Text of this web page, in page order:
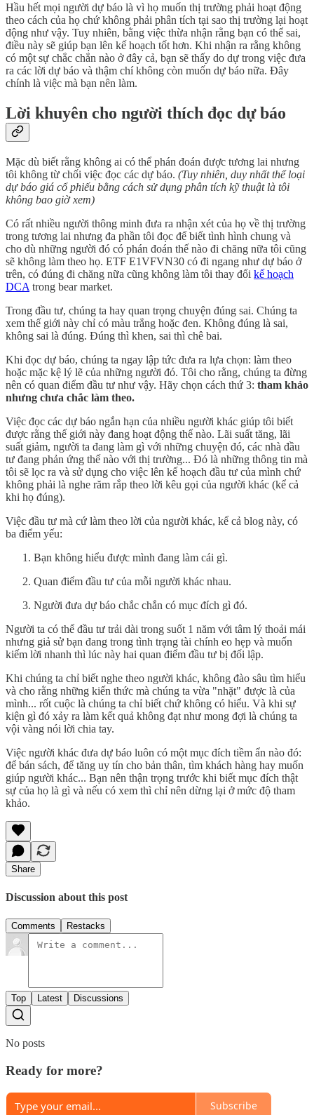
Hầu hết mọi người dự báo là vì họ muốn thị trường phải hoạt động
theo cách của họ chứ không phải phân tích tại sao thị trường lại hoạt
động như vậy. Tuy nhiên, bằng việc thừa nhận rằng bạn có thể sai,
điều này sẽ giúp bạn lên kế hoạch tốt hơn. Khi nhận ra rằng không
có một sự chắc chắn nào ở đây cả, bạn sẽ thấy do dự trong việc đưa
ra các lời dự báo và thậm chí không còn muốn dự báo nữa. Đây
chính là việc mà bạn nên làm.
Lời khuyên cho người thích đọc dự báo
Mặc dù biết rằng không ai có thể phán đoán được tương lai nhưng
tôi không từ chối việc đọc các dự báo. (Tuy nhiên, duy nhất thể loại
dự báo giá cổ phiếu bằng cách sử dụng phân tích kỹ thuật là tôi
không bao giờ xem)
Có rất nhiều người thông minh đưa ra nhận xét của họ về thị trường
trong tương lai nhưng đa phần tôi đọc để biết tình hình chung và
cho dù những người đó có phán đoán thế nào đi chăng nữa tôi cũng
sẽ không làm theo họ. ETF E1VFVN30 có đi ngang như dự báo ở
trên, có đúng đi chăng nữa cũng không làm tôi thay đổi kế hoạch
DCA trong bear market.
Trong đầu tư, chúng ta hay quan trọng chuyện đúng sai. Chúng ta
xem thế giới này chỉ có màu trắng hoặc đen. Không đúng là sai,
không sai là đúng. Đúng thì khen, sai thì chê bai.
Khi đọc dự báo, chúng ta ngay lập tức đưa ra lựa chọn: làm theo
hoặc mặc kệ lý lẽ của những người đó. Tôi cho rằng, chúng ta đừng
nên có quan điểm đầu tư như vậy. Hãy chọn cách thứ 3: tham khảo
nhưng chưa chắc làm theo.
Việc đọc các dự báo ngắn hạn của nhiều người khác giúp tôi biết
được rằng thế giới này đang hoạt động thế nào. Lãi suất tăng, lãi
suất giảm, người ta đang làm gì với những chuyện đó, các nhà đầu
tư đang phản ứng thế nào với thị trường... Đó là những thông tin mà
tôi sẽ lọc ra và sử dụng cho việc lên kế hoạch đầu tư của mình chứ
không phải là nghe răm rắp theo lời kêu gọi của người khác (kể cả
khi họ đúng).
Việc đầu tư mà cứ làm theo lời của người khác, kể cả blog này, có
ba điểm yếu:
Bạn không hiểu được mình đang làm cái gì.
Quan điểm đầu tư của mỗi người khác nhau.
Người đưa dự báo chắc chắn có mục đích gì đó.
Người ta có thể đầu tư trải dài trong suốt 1 năm với tâm lý thoải mái
nhưng giả sử bạn đang trong tình trạng tài chính eo hẹp và muốn
kiếm lời nhanh thì lúc này hai quan điểm đầu tư bị đối lập.
Khi chúng ta chỉ biết nghe theo người khác, không đào sâu tìm hiểu
và cho rằng những kiến thức mà chúng ta vừa "nhặt" được là của
mình... rốt cuộc là chúng ta chỉ biết chứ không có hiểu. Và khi sự
kiện gì đó xảy ra làm kết quả không đạt như mong đợi là chúng ta
vội vàng nói lời chia tay.
Việc người khác đưa dự báo luôn có một mục đích tiềm ẩn nào đó:
để bán sách, để tăng uy tín cho bản thân, tìm khách hàng hay muốn
giúp người khác... Bạn nên thận trọng trước khi biết mục đích thật
sự của họ là gì và nếu có xem thì chỉ nên dừng lại ở mức độ tham
khảo.
Share
Discussion about this post
Comments Restacks
Top Latest Discussions
No posts
Ready for more?
Subscribe